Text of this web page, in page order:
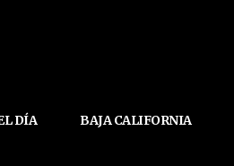
DÍA BAJA CALIFORNIA